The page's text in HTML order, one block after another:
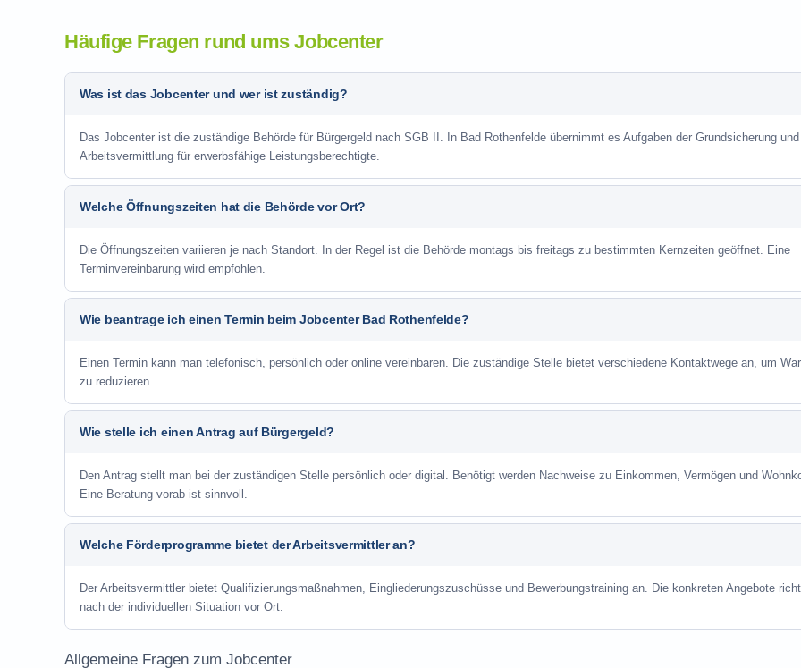
Häufige Fragen rund ums Jobcenter
Was ist das Jobcenter und wer ist zuständig?
Das Jobcenter ist die zuständige Behörde für Bürgergeld nach SGB II. In Bad Rothenfelde übernimmt es Aufgaben der Grundsicherung und
Arbeitsvermittlung für erwerbsfähige Leistungsberechtigte.
Welche Öffnungszeiten hat die Behörde vor Ort?
Die Öffnungszeiten variieren je nach Standort. In der Regel ist die Behörde montags bis freitags zu bestimmten Kernzeiten geöffnet. Eine
Terminvereinbarung wird empfohlen.
Wie beantrage ich einen Termin beim Jobcenter Bad Rothenfelde?
Einen Termin kann man telefonisch, persönlich oder online vereinbaren. Die zuständige Stelle bietet verschiedene Kontaktwege an, um
zu reduzieren.
Wie stelle ich einen Antrag auf Bürgergeld?
Den Antrag stellt man bei der zuständigen Stelle persönlich oder digital. Benötigt werden Nachweise zu Einkommen, Vermögen und
Eine Beratung vorab ist sinnvoll.
Welche Förderprogramme bietet der Arbeitsvermittler an?
Der Arbeitsvermittler bietet Qualifizierungsmaßnahmen, Eingliederungszuschüsse und Bewerbungstraining an. Die konkreten Angebote
nach der individuellen Situation vor Ort.
Allgemeine Fragen zum Jobcenter